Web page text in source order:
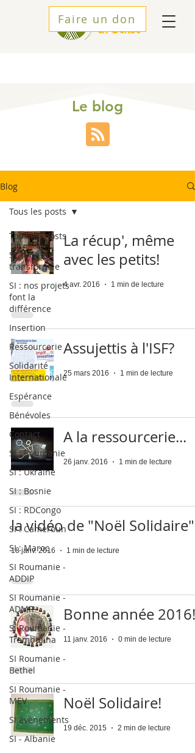
Faire un don
Le blog
Blog
Tous les posts
SI : une vie
transformée
SI : nos projets
font la
différence
Insertion
Ressourcerie
Solidarité
Internationale
Espérance
Bénévoles
Contact
SI : Roumanie
SI : Ukraine
SI : Bosnie
SI : RDCongo
SI : Cameroun
SI : Maroc
SI Roumanie -
ADDIP
SI Roumanie -
ADMR
SI Roumanie -
Trambulina
SI Roumanie -
Bethel
SI Roumanie -
MEV
SI évènements
SI - Albanie
Tous les posts
La récup', même
avec les petits!
4 avr. 2016 1 min de lecture
Assujettis à l'ISF?
25 mars 2016 1 min de lecture
A la ressourcerie...
26 janv. 2016 1 min de lecture
la vidéo de "Noël Solidaire"
18 janv. 2016 1 min de lecture
Bonne année 2016!
11 janv. 2016 0 min de lecture
Noël Solidaire!
19 déc. 2015 2 min de lecture